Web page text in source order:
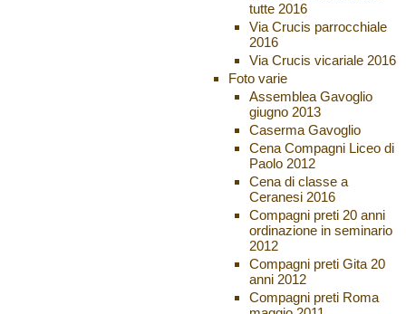
tutte 2016
Via Crucis parrocchiale
2016
Via Crucis vicariale 2016
Foto varie
Assemblea Gavoglio
giugno 2013
Caserma Gavoglio
Cena Compagni Liceo di
Paolo 2012
Cena di classe a
Ceranesi 2016
Compagni preti 20 anni
ordinazione in seminario
2012
Compagni preti Gita 20
anni 2012
Compagni preti Roma